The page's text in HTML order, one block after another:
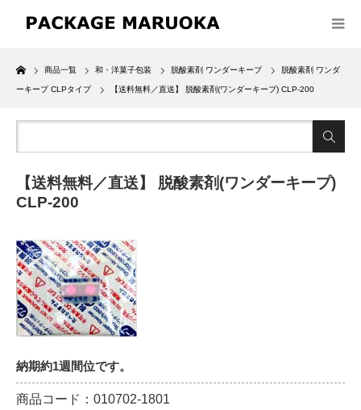
Home
商品一覧 和・洋菓子包装 脱酸素剤 ワンダーキープ 脱酸素剤 ワンダ
ーキープ CLPタイプ 【送料無料／直送】 脱酸素剤(ワンダーキープ) CLP-200
【送料無料／直送】 脱酸素剤(ワンダーキープ)
CLP-200
納期約1週間位です。
商品コード：010702-1801